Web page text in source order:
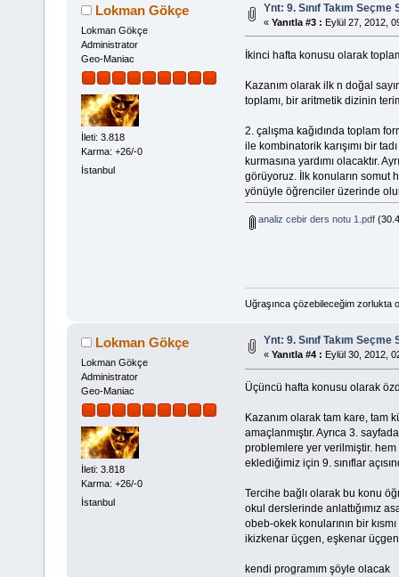
Lokman Gökçe
Lokman Gökçe
Administrator
Geo-Maniac
İleti: 3.818
Karma: +26/-0
İstanbul
Ynt: 9. Sınıf Takım Seçme
« Yanıtla #3 : Eylül 27, 2012,
İkinci hafta konusu olarak
Kazanım olarak ilk n doğal
toplamı, bir aritmetik dizinin
2. çalışma kağıdında toplam
ile kombinatorik karışımı bir
kurmasına yardımı olacaktır.
görüyoruz. İlk konuların somut
yönüyle öğrenciler üzerinde
analiz cebir ders notu 1.pdf
Uğraşınca çözebileceğim zorlukta
Lokman Gökçe
Lokman Gökçe
Administrator
Geo-Maniac
İleti: 3.818
Karma: +26/-0
İstanbul
Ynt: 9. Sınıf Takım Seçme
« Yanıtla #4 : Eylül 30, 2012,
Üçüncü hafta konusu olarak
Kazanım olarak tam kare, tam
amaçlanmıştır. Ayrıca 3.
problemlere yer verilmiştir.
eklediğimiz için 9. sınıflar
Tercihe bağlı olarak bu konu
okul derslerinde anlattığımız
obeb-okek konularının bir
ikizkenar üçgen, eşkenar üçgen
kendi programım şöyle olacak